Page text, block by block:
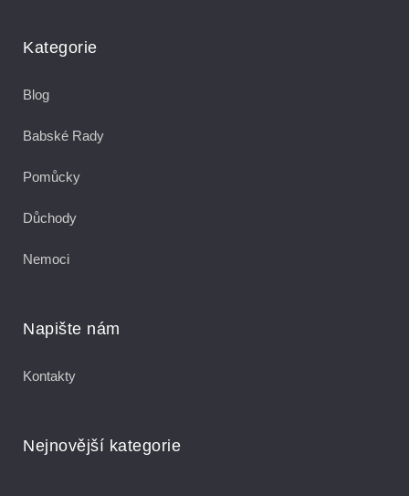
Kategorie
Blog
Babské Rady
Pomůcky
Důchody
Nemoci
Napište nám
Kontakty
Nejnovější kategorie